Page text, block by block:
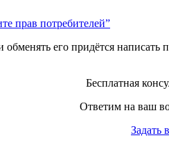
прав потребителей”
его придётся
Бесплатная
Ответим на ваш
Задать